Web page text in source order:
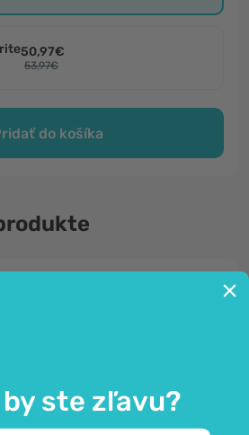
50,97€
53,97€
do košíka
váš dych nie je svieži alebo má
ste zľavu?